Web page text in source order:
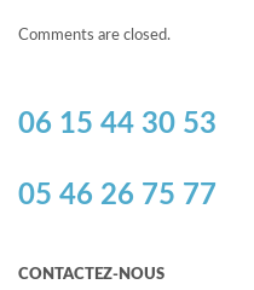
Comments are closed.
06 15 44 30 53
05 46 26 75 77
CONTACTEZ-NOUS